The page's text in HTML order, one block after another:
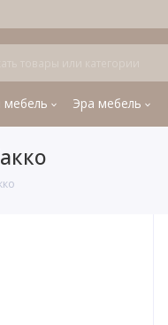
мебель Эра мебель